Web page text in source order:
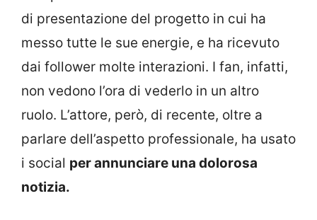
di presentazione del progetto in cui ha
messo tutte le sue energie, e ha ricevuto
dai follower molte interazioni. I fan, infatti,
non vedono l’ora di vederlo in un altro
ruolo. L’attore, però, di recente, oltre a
parlare dell’aspetto professionale, ha usato
i social per annunciare una dolorosa
notizia.